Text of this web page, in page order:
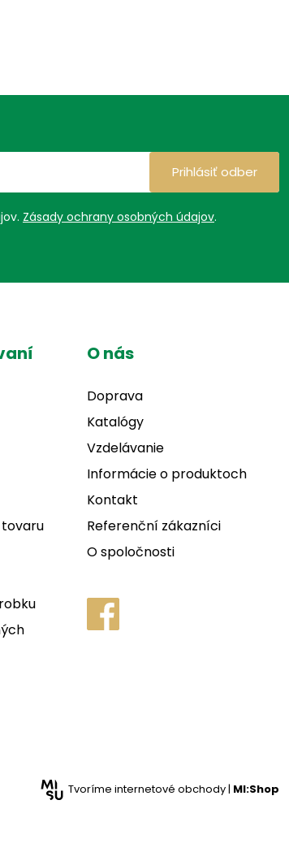
Zásady ochrany osobných údajov.
Prihlásiť odber
O nás
Doprava
Katalógy
Vzdelávanie
Informácie o produktoch
Kontakt
Referenční zákazníci
O spoločnosti
Tvoríme internetové obchody | MI:Shop